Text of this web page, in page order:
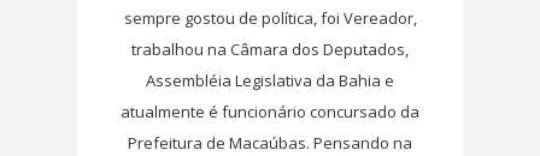
sempre gostou de política, foi Vereador,
trabalhou na Câmara dos Deputados,
Assembléia Legislativa da Bahia e
atualmente é funcionário concursado da
Prefeitura de Macaúbas. Pensando na